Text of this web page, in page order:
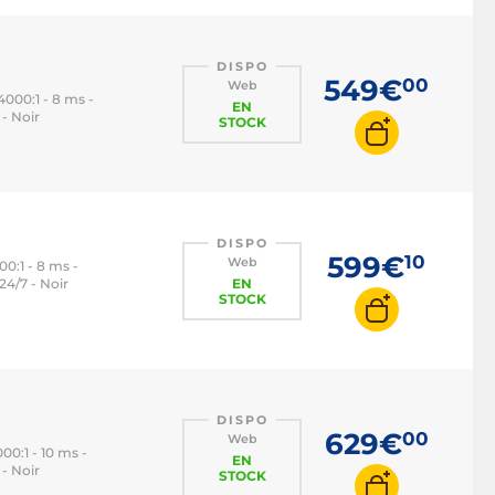
- 8 ms -
- Noir
DISPO
Web
EN
STOCK
549€00
- 8 ms -
7 - Noir
DISPO
Web
EN
STOCK
599€10
- 10 ms -
- Noir
DISPO
Web
EN
STOCK
629€00